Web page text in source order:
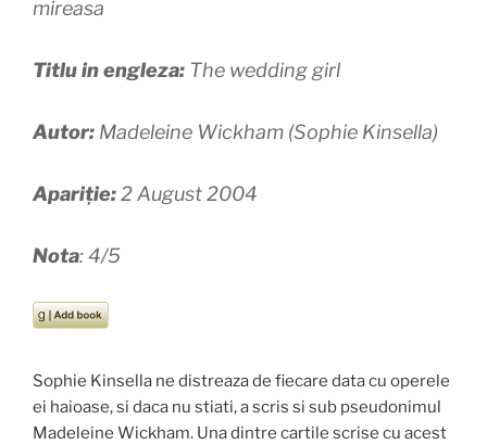
mireasa
Titlu in engleza: The wedding girl
Autor: Madeleine Wickham (Sophie Kinsella)
Apariție:2 August 2004
Nota: 4/5
Sophie Kinsella ne distreaza de fiecare data cu operele
ei haioase, si daca nu stiati, a scris si sub pseudonimul
Madeleine Wickham. Una dintre cartile scrise cu acest